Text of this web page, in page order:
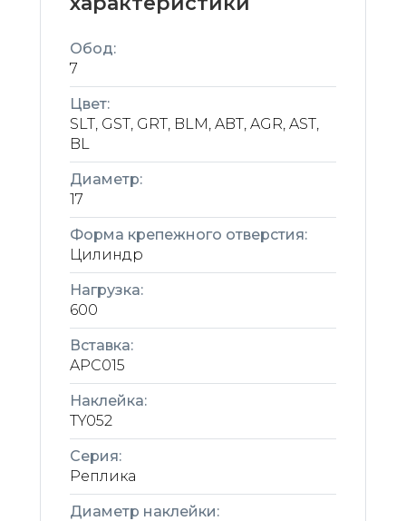
Обод:
7
Цвет:
SLT, GST, GRT, BLM, ABT, AGR, AST,
BL
Диаметр:
17
Форма крепежного отверстия:
Цилиндр
Нагрузка:
600
Вставка:
APC015
Наклейка:
TY052
Серия:
Реплика
Диаметр наклейки: